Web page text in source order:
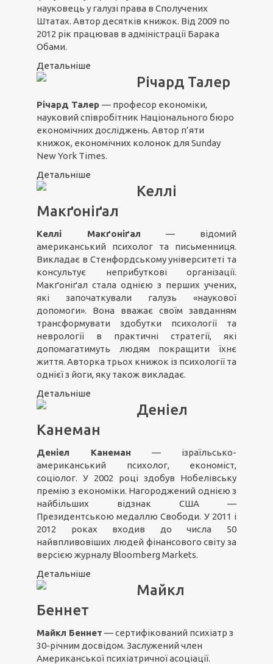
науковець у галузі права в Сполучених
Штатах. Автор десятків книжок. Від 2009 по
2012 рік працював в адміністрації Барака
Обами.
Детальніше
Річард Талер
Річард Талер — професор економіки,
науковий співробітник Національного бюро
економічних досліджень. Автор п’яти
книжок, економічних колонок для Sunday
New York Times.
Детальніше
Келлі
Макґоніґал
Келлі Макґоніґал — відомий
американський психолог та письменниця.
Викладає в Стенфордському університеті та
консультує неприбуткові організації.
Макґоніґал стала однією з перших учених,
які започаткували галузь «наукової
допомоги». Вона вважає своїм завданням
трансформувати здобутки психології та
неврології в практичні стратегії, які
допомагатимуть людям покращити їхнє
життя. Авторка трьох книжок із психології та
однієї з йоги, яку також викладає.
Детальніше
Деніел
Канеман
Деніел Канеман— ізраїльсько-
американський психолог, економіст,
соціолог. У 2002 році здобув Нобелівську
премію з економіки. Нагороджений однією з
найбільших відзнак США —
Президентською медаллю Свободи. У 2011 і
2012 роках входив до числа 50
найвпливовіших людей фінансового світу за
версією журналу Bloomberg Markets.
Детальніше
Майкл
Беннет
Майкл Беннет — сертифікований психіатр з
30-річним досвідом. Заслужений член
Американської психіатричної асоціації.